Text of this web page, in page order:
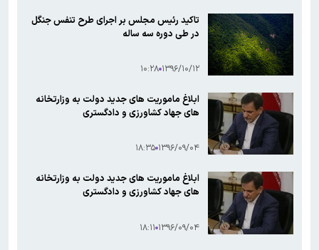
تاکید رئیس مجلس بر اجرای طرح تنفس جنگل
در طی دوره سه ساله
۱۳۹۶/۱۰/۱۲ ۱۰:۲۸
ابلاغ ماموریت های جدید دولت به وزارتخانه
های جهاد کشاورزی و دادگستری
۱۳۹۶/۰۹/۰۴ ۱۸:۳۵
ابلاغ ماموریت های جدید دولت به وزارتخانه
های جهاد کشاورزی و دادگستری
۱۳۹۶/۰۹/۰۴ ۱۸:۱۱